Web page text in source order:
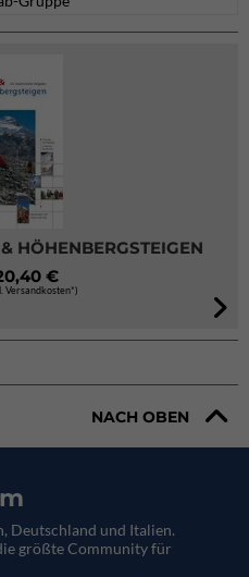
HÖHENBERGSTEIGEN
€
Versandkosten*)
NACH OBEN
Deutschland und Italien.
größte Community für